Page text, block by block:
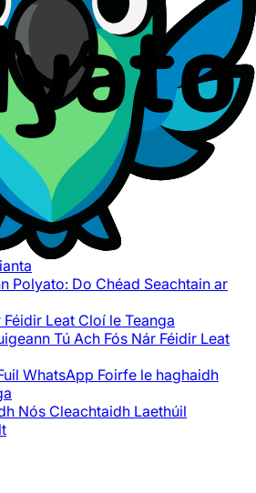
Polyato: Do Chéad Seachtain ar
Leat Cloí le Teanga
Tú Ach Fós Nár Féidir Leat
WhatsApp Foirfe le haghaidh
Nós Cleachtaidh Laethúil